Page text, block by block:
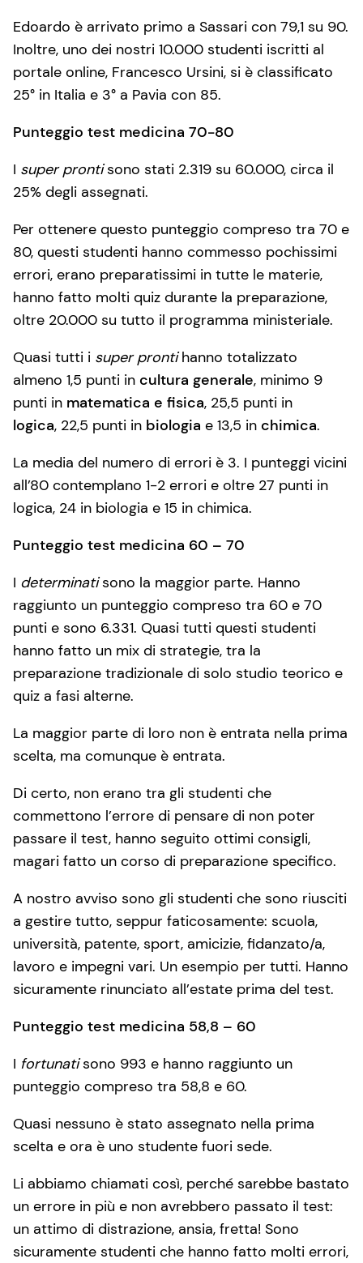
Edoardo è arrivato primo a Sassari con 79,1 su 90.
Inoltre, uno dei nostri 10.000 studenti iscritti al
portale online, Francesco Ursini, si è classificato
25° in Italia e 3° a Pavia con 85.
Punteggio test medicina 70-80
I super prontisono stati 2.319 su 60.000, circa il
25% degli assegnati.
Per ottenere questo punteggio compreso tra 70 e
80, questi studenti hanno commesso pochissimi
errori, erano preparatissimi in tutte le materie,
hanno fatto molti quiz durante la preparazione,
oltre 20.000 su tutto il programma ministeriale.
Quasi tutti i super prontihanno totalizzato
almeno 1,5 punti in cultura generale, minimo 9
punti in matematica e fisica, 25,5 punti in
logica, 22,5 punti in biologia e 13,5 in chimica.
La media del numero di errori è 3. I punteggi vicini
all’80 contemplano 1-2 errori e oltre 27 punti in
logica, 24 in biologia e 15 in chimica.
Punteggio test medicina 60 – 70
I determinatisono la maggior parte. Hanno
raggiunto un punteggio compreso tra 60 e 70
punti e sono 6.331. Quasi tutti questi studenti
hanno fatto un mix di strategie, tra la
preparazione tradizionale di solo studio teorico e
quiz a fasi alterne.
La maggior parte di loro non è entrata nella prima
scelta, ma comunque è entrata.
Di certo, non erano tra gli studenti che
commettono l’errore di pensare di non poter
passare il test, hanno seguito ottimi consigli,
magari fatto un corso di preparazione specifico.
A nostro avviso sono gli studenti che sono riusciti
a gestire tutto, seppur faticosamente: scuola,
università, patente, sport, amicizie, fidanzato/a,
lavoro e impegni vari. Un esempio per tutti. Hanno
sicuramente rinunciato all’estate prima del test.
Punteggio test medicina 58,8 – 60
I fortunatisono 993 e hanno raggiunto un
punteggio compreso tra 58,8 e 60.
Quasi nessuno è stato assegnato nella prima
scelta e ora è uno studente fuori sede.
Li abbiamo chiamati così, perché sarebbe bastato
un errore in più e non avrebbero passato il test:
un attimo di distrazione, ansia, fretta! Sono
sicuramente studenti che hanno fatto molti errori,